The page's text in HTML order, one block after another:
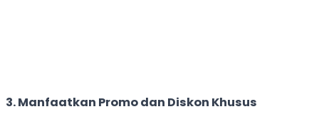
3. Manfaatkan Promo dan Diskon Khusus